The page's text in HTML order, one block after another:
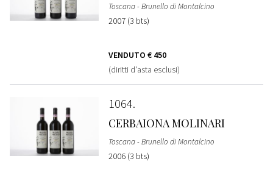
Toscana - Brunello di Montalcino
2007 (3 bts)
VENDUTO € 450
(diritti d'asta esclusi)
1064
CERBAIONA MOLINARI
Toscana - Brunello di Montalcino
2006 (3 bts)